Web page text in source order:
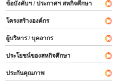
ข้อบังคับฯ / ประกาศฯ สหกิจศึกษา
โครงสร้างองค์กร
ผู้บริหาร / บุคลากร
ประโยชน์ของสหกิจศึกษา
ประกันคุณภาพ